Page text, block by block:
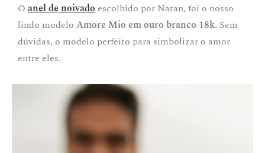
O anel de noivado escolhido por Natan, foi o nosso
lindo modelo Amore Mio em ouro branco 18k. Sem
dúvidas, o modelo perfeito para simbolizar o amor
entre eles.